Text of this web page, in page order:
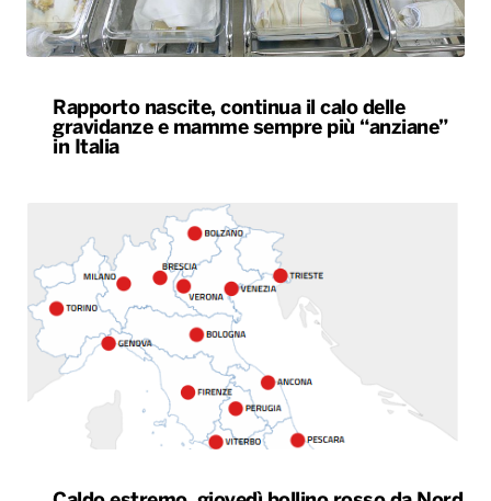
Rapporto nascite, continua il calo delle
gravidanze e mamme sempre più “anziane”
in Italia